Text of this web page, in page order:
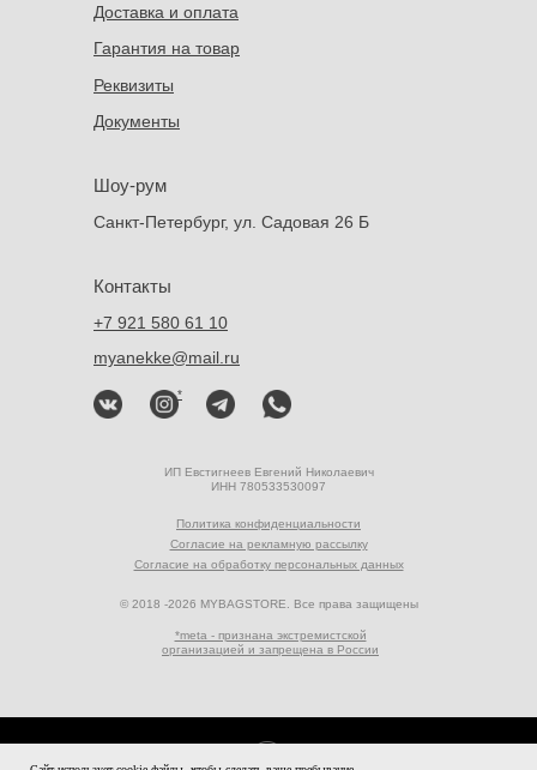
+7 921 580 61 10
myanekke@mail.ru
*
Санкт-Петербург, ул. Садовая 26 Б
Доставка и оплата
Гарантия на товар
Реквизиты
Документы
ИП Евстигнеев Евгений Николаевич
ИНН 780533530097
Политика конфиденциальности
Согласие на рекламную рассылку
Согласие на обработку персональных данных
*meta - признана экстремистской
организацией и запрещена в России
© 2018 -2026 MYBAGSTORE. Все права защищены
Контакты
Шоу-рум